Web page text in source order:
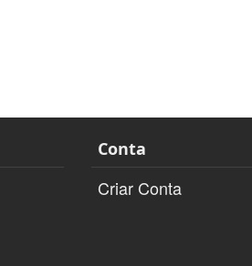
Conta
Criar Conta